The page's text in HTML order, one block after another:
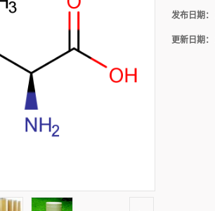
发布日期：
更新日期：